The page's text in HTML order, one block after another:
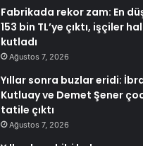
Fabrikada rekor zam: En
153 bin TL’ye çıktı, işçiler
kutladı
Ağustos 7, 2026
Yıllar sonra buzlar eridi:
Kutluay ve Demet Şener
tatile çıktı
Ağustos 7, 2026